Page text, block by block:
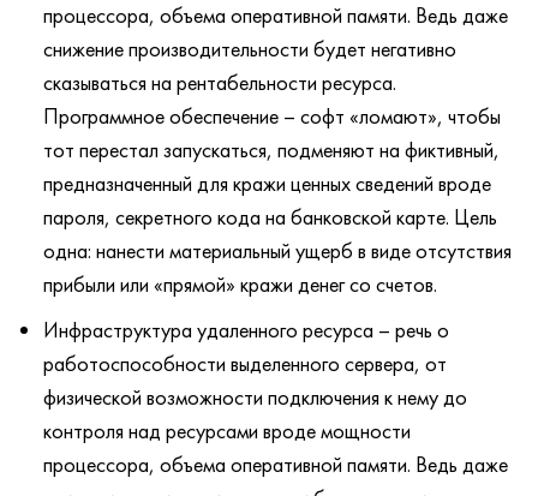
процессора, объема оперативной памяти. Ведь даже
снижение производительности будет негативно
сказываться на рентабельности ресурса.
Программное обеспечение – софт «ломают», чтобы
тот перестал запускаться, подменяют на фиктивный,
предназначенный для кражи ценных сведений вроде
пароля, секретного кода на банковской карте. Цель
одна: нанести материальный ущерб в виде отсутствия
прибыли или «прямой» кражи денег со счетов.
Инфраструктура удаленного ресурса – речь о
работоспособности выделенного сервера, от
физической возможности подключения к нему до
контроля над ресурсами вроде мощности
процессора, объема оперативной памяти. Ведь даже